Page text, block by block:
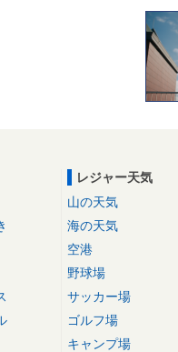
レジャー天気
山の天気
海の天気
空港
野球場
サッカー場
ゴルフ場
キャンプ場